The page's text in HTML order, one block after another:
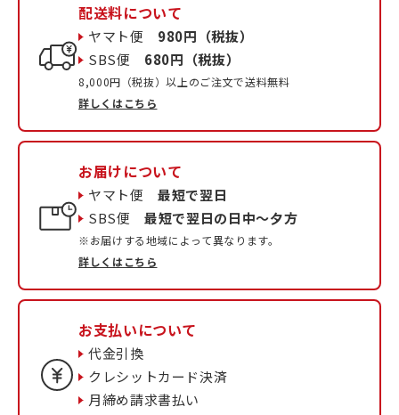
配送料について
ヤマト便 980円（税抜）
SBS便 680円（税抜）
8,000円（税抜）以上のご注文で送料無料
詳しくはこちら
お届けについて
ヤマト便最短で翌日
SBS便最短で翌日の日中〜夕方
※お届けする地域によって異なります。
詳しくはこちら
お支払いについて
代金引換
クレシットカード決済
月締め請求書払い